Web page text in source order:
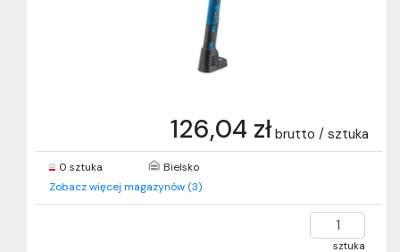
126,04 zł brutto / sztuka
0 sztuka
Bielsko
Zobacz więcej magazynów (3)
sztuka